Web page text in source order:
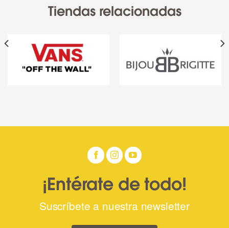
Tiendas relacionadas
¡Entérate de todo!
Suscríbete a nuestra newsletter